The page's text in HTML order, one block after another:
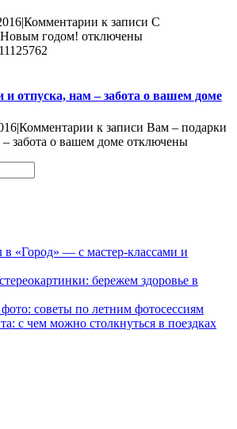
|Комментарии к записи C
годом! отключены
и отпуска, нам – забота о вашем доме
|Комментарии к записи Вам – подарки
забота о вашем доме отключены
«Город» — с мастер-классами и
бережем здоровье в
советы по летним фотосессиям
с чем можно столкнуться в поездках